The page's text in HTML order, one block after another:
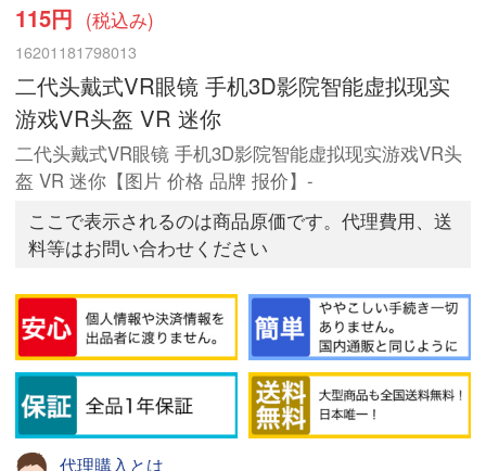
115円 (税込み)
16201181798013
二代头戴式VR眼镜 手机3D影院智能虚拟现实
游戏VR头盔 VR 迷你
二代头戴式VR眼镜 手机3D影院智能虚拟现实游戏VR头
盔 VR 迷你【图片 价格 品牌 报价】-
ここで表示されるのは商品原価です。代理費用、送
料等はお問い合わせください
代理購入とは